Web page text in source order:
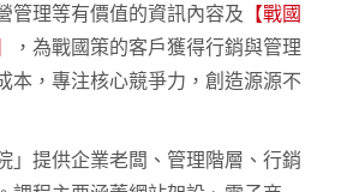
管理等有價值的資訊內容及 【戰國
，為戰國策的客戶獲得行銷與管理
本，專注核心競爭力，創造源源不
」提供企業老闆、管理階層、行銷